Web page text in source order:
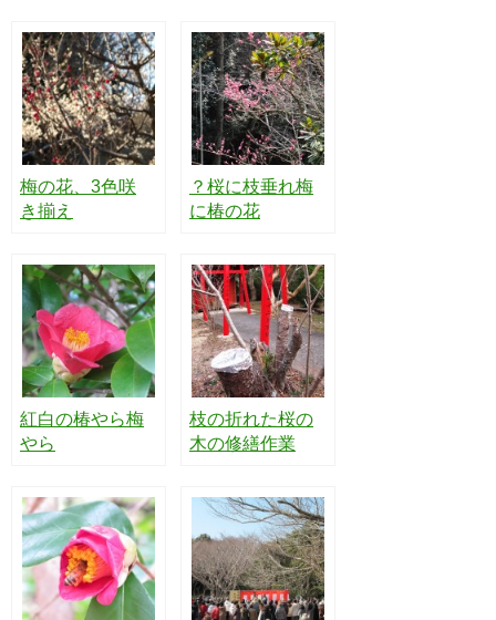
梅の花、3色咲
き揃え
？桜に枝垂れ梅
に椿の花
紅白の椿やら梅
やら
枝の折れた桜の
木の修繕作業